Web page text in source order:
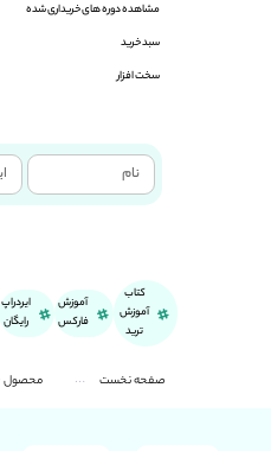
مشاهده دوره های خریداری شده
سبد خرید
سخت افزار
کتاب
آموزش
ترید
آموزش
فارکس
ایردراپ
رایگان
صفحه نخست محصول